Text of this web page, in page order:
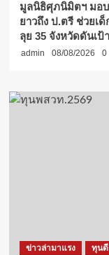
มูลนิธิศุภนิมิตฯ มอบ
ยาวถึง ป.ตรี ช่วยเ
ลุย 35 จังหวัดดันเป้
admin 08/08/2026 0
ข่าวล่ามาแรง ทุน